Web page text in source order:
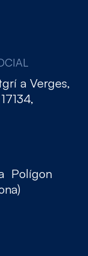
a Verges,
Polígon